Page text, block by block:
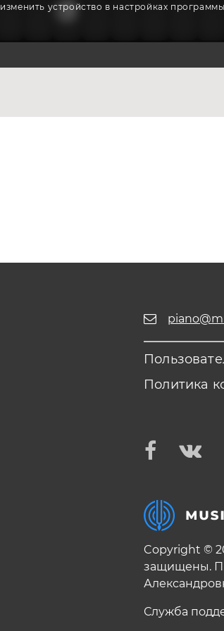
устройство в настройках
Политика
Copyright ©
защищены.
Служба